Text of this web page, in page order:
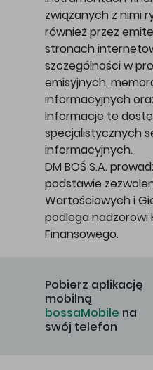
związanych z nimi
również przez
stronach
szczególności w
emisyjnych,
informacyjnych
Informacje te
specjalistycznych
informacyjnych.
DM BOŚ S.A.
podstawie
Wartościowych i
podlega nadzorowi
Finansowego.
Pobierz aplikację
mobilną
bossaMobile na
swój telefon